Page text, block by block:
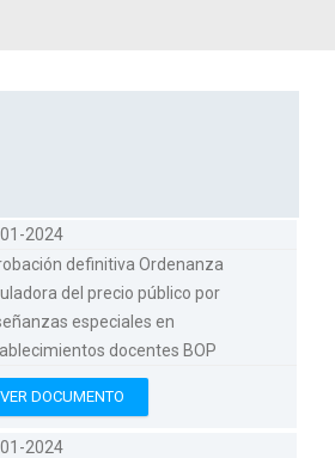
2024
definitiva Ordenanza
del precio público por
especiales en
docentes BOP
VER DOCUMENTO
2024